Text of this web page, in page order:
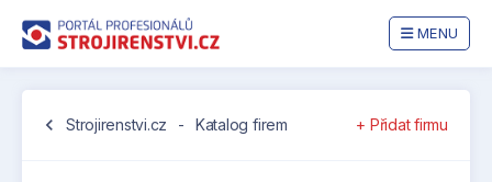
MENU
chevron_left Strojirenstvi.cz - Katalog firem + Přidat firmu